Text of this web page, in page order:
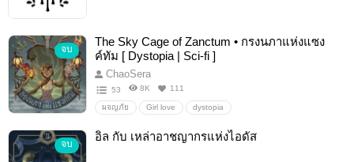
จบ
The Sky Cage of Zanctum • กรงนภาแห่งแซง
ค์ทัม [ Dystopia | Sci-fi ]
ChaoSera
53 8K 111
ผจญภัย Girl love dystopia
Dystopian ความเชื่อ Post-apocalypse
จบ
อิล กับ เหล่าอาชญากรแห่งไอดัส